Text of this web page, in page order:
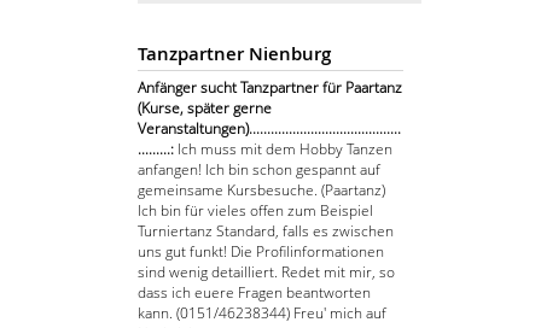
Tanzpartner Nienburg
Anfänger sucht Tanzpartner für Paartanz
(Kurse, später gerne
Veranstaltungen)..........................................
.........: Ich muss mit dem Hobby Tanzen
anfangen! Ich bin schon gespannt auf
gemeinsame Kursbesuche. (Paartanz)
Ich bin für vieles offen zum Beispiel
Turniertanz Standard, falls es zwischen
uns gut funkt! Die Profilinformationen
sind wenig detailliert. Redet mit mir, so
dass ich euere Fragen beantworten
kann. (0151/46238344) Freu' mich auf